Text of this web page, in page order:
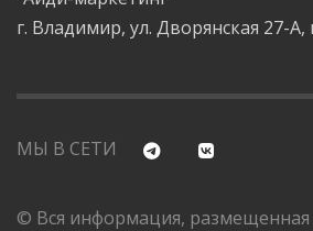
г. Владимир, ул. Дворянская 27-А,
МЫ В СЕТИ
© Вся информация, размещенная